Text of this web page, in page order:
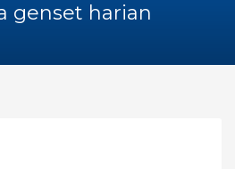
genset harian